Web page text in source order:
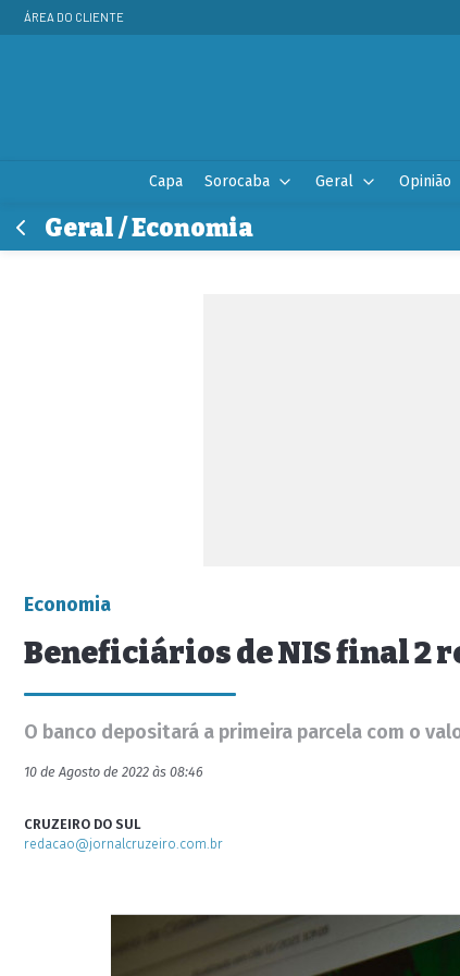
ÁREA DO CLIENTE
Capa Sorocaba Geral Opinião
Geral / Economia
Economia
Beneficiários de NIS final 2
O banco depositará a primeira parcela com o
10 de Agosto de 2022 às 08:46
CRUZEIRO DO SUL
redacao@jornalcruzeiro.com.br